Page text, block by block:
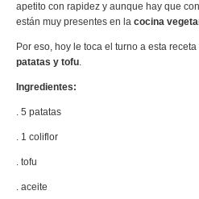
apetito con rapidez y aunque hay que
están muy presentes en la cocina
Por eso, hoy le toca el turno a esta
patatas y tofu.
Ingredientes:
. 5 patatas
. 1 coliflor
. tofu
. aceite